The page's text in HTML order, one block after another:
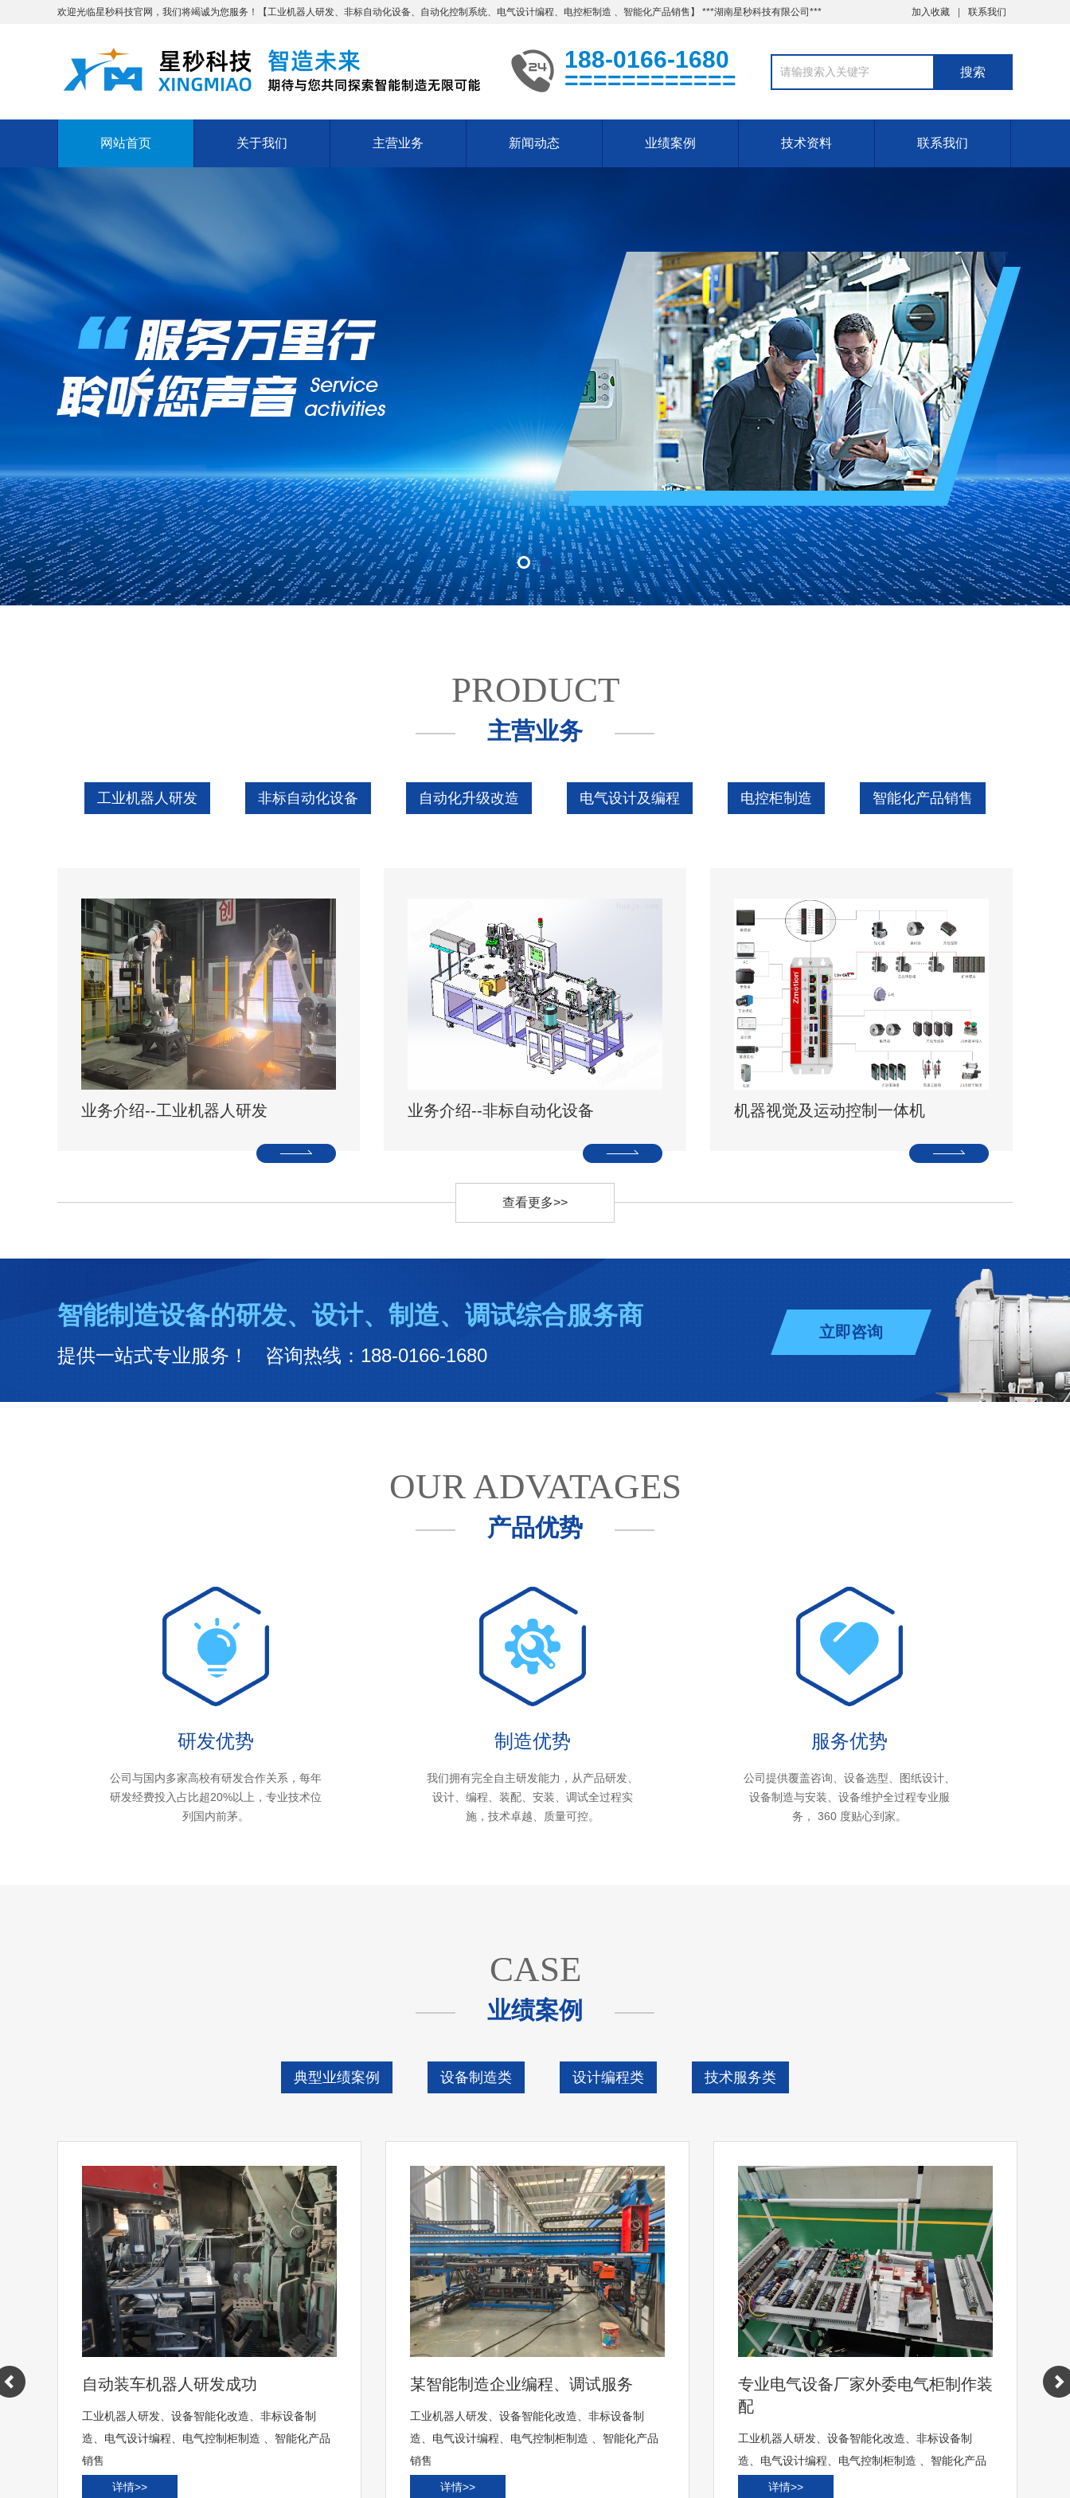
欢迎光临星秒科技官网，我们将竭诚为您服务！【工业机器人研发、非标自动化设备、自动化控制系统、电气设计编程、电控柜制造 、智能化产品销售】 ***湖南星秒科技有限公司*** 加入收藏 联系我们
188-0166-1680
============
网站首页 关于我们 主营业务 新闻动态 业绩案例 技术资料 联系我们
PRODUCT
主营业务
工业机器人研发 非标自动化设备 自动化升级改造 电气设计及编程 电控柜制造 智能化产品销售
业务介绍--工业机器人研发 业务介绍--非标自动化设备 机器视觉及运动控制一体机
查看更多>>
智能制造设备的研发、设计、制造、调试综合服务商
提供一站式专业服务！ 咨询热线：188-0166-1680
立即咨询
OUR ADVATAGES
产品优势
研发优势
公司与国内多家高校有研发合作关系，每年
研发经费投入占比超20%以上，专业技术位
列国内前茅。
制造优势
我们拥有完全自主研发能力，从产品研发、
设计、编程、装配、安装、调试全过程实
施，技术卓越、质量可控。
服务优势
公司提供覆盖咨询、设备选型、图纸设计、
设备制造与安装、设备维护全过程专业服
务， 360 度贴心到家。
CASE
业绩案例
典型业绩案例 设备制造类 设计编程类 技术服务类
自动装车机器人研发成功
工业机器人研发、设备智能化改造、非标设备制
造、电气设计编程、电气控制柜制造 、智能化产品
销售
详情>>
某智能制造企业编程、调试服务
工业机器人研发、设备智能化改造、非标设备制
造、电气设计编程、电气控制柜制造 、智能化产品
销售
详情>>
专业电气设备厂家外委电气柜制作装
配
工业机器人研发、设备智能化改造、非标设备制
造、电气设计编程、电气控制柜制造 、智能化产品
详情>>